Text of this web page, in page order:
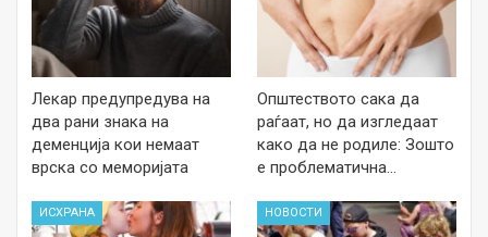
Лекар предупредува на
два рани знака на
деменција кои немаат
врска со меморијата
Општеството сака да
раѓаат, но да изгледаат
како да не родиле: Зошто
е проблематична…
ИСХРАНА НОВОСТИ